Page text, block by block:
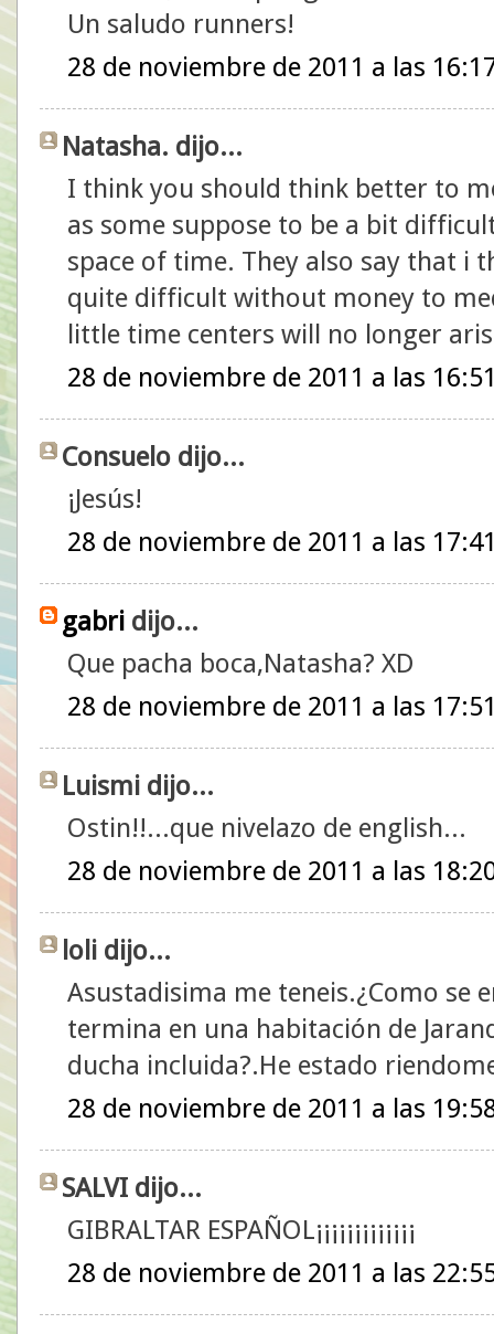
Un saludo runners!
28 de noviembre de 2011 a las
Natasha. dijo...
I think you should think better to
as some suppose to be a bit
space of time. They also say that i
quite difficult without money to
little time centers will no longer
28 de noviembre de 2011 a las
Consuelo dijo...
¡Jesús!
28 de noviembre de 2011 a las
gabri dijo...
Que pacha boca,Natasha? XD
28 de noviembre de 2011 a las
Luismi dijo...
Ostin!!...que nivelazo de english...
28 de noviembre de 2011 a las
loli dijo...
Asustadisima me teneis.¿Como se
termina en una habitación de
ducha incluida?.He estado
28 de noviembre de 2011 a las
SALVI dijo...
GIBRALTAR ESPAÑOL¡¡¡¡¡¡¡¡¡¡¡¡¡
28 de noviembre de 2011 a las